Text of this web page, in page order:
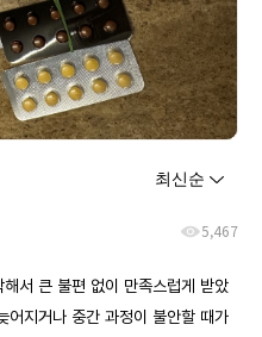
5,467
서 큰 불편 없이 만족스럽게 받았
어지거나 중간 과정이 불안할 때가